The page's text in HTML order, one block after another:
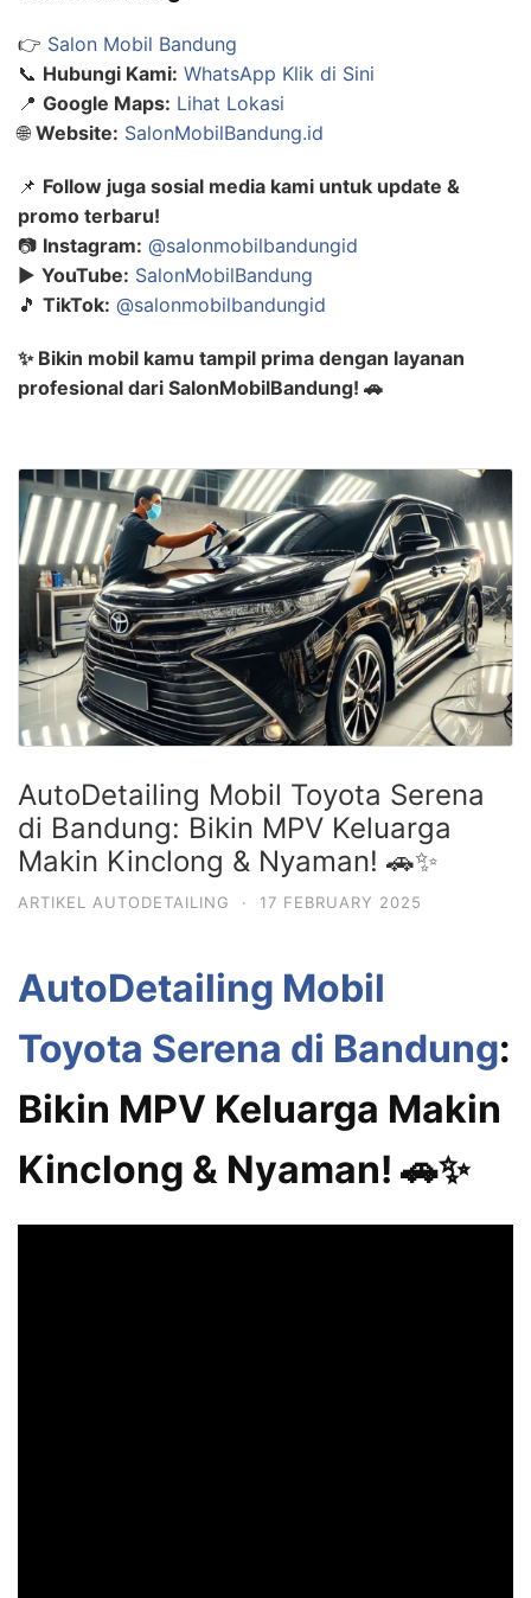
👉 Salon Mobil Bandung
📞 Hubungi Kami: WhatsApp Klik di Sini
📍 Google Maps: Lihat Lokasi
🌐 Website: SalonMobilBandung.id
📌 Follow juga sosial media kami untuk update &
promo terbaru!
📷 Instagram: @salonmobilbandungid
▶️ YouTube: SalonMobilBandung
🎵 TikTok: @salonmobilbandungid
✨ Bikin mobil kamu tampil prima dengan layanan
profesional dari SalonMobilBandung! 🚗
AutoDetailing Mobil Toyota Serena
di Bandung: Bikin MPV Keluarga
Makin Kinclong & Nyaman! 🚗✨
ARTIKEL AUTODETAILING · 17 FEBRUARY 2025
AutoDetailing Mobil
Toyota Serena di Bandung:
Bikin MPV Keluarga Makin
Kinclong & Nyaman! 🚗✨